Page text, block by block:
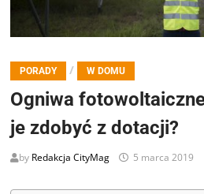
PORADY / W DOMU
Ogniwa
je zdobyć z dotacji?
by Redakcja CityMag 5 marca 2019